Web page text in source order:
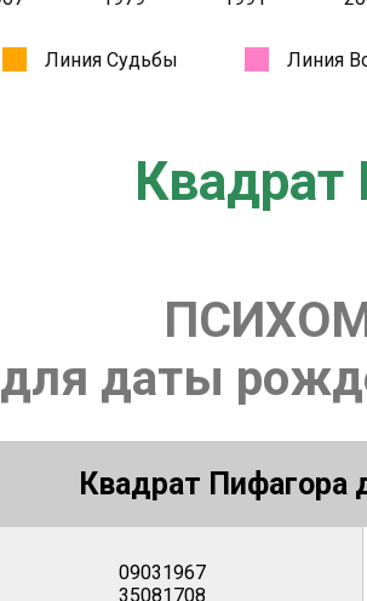
Квадрат
для даты
Квадрат Пифагора
09031967
35081708